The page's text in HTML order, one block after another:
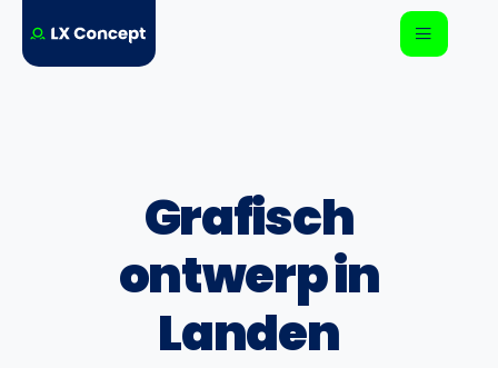
Grafisch
ontwerp in
Landen